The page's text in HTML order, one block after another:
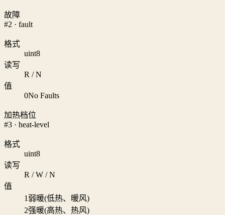
故障
#2 · fault
格式
uint8
读写
R / N
值
0No Faults
加热档位
#3 · heat-level
格式
uint8
读写
R / W / N
值
1 弱暖(低热、暖风)
2强暖(高热、热风)